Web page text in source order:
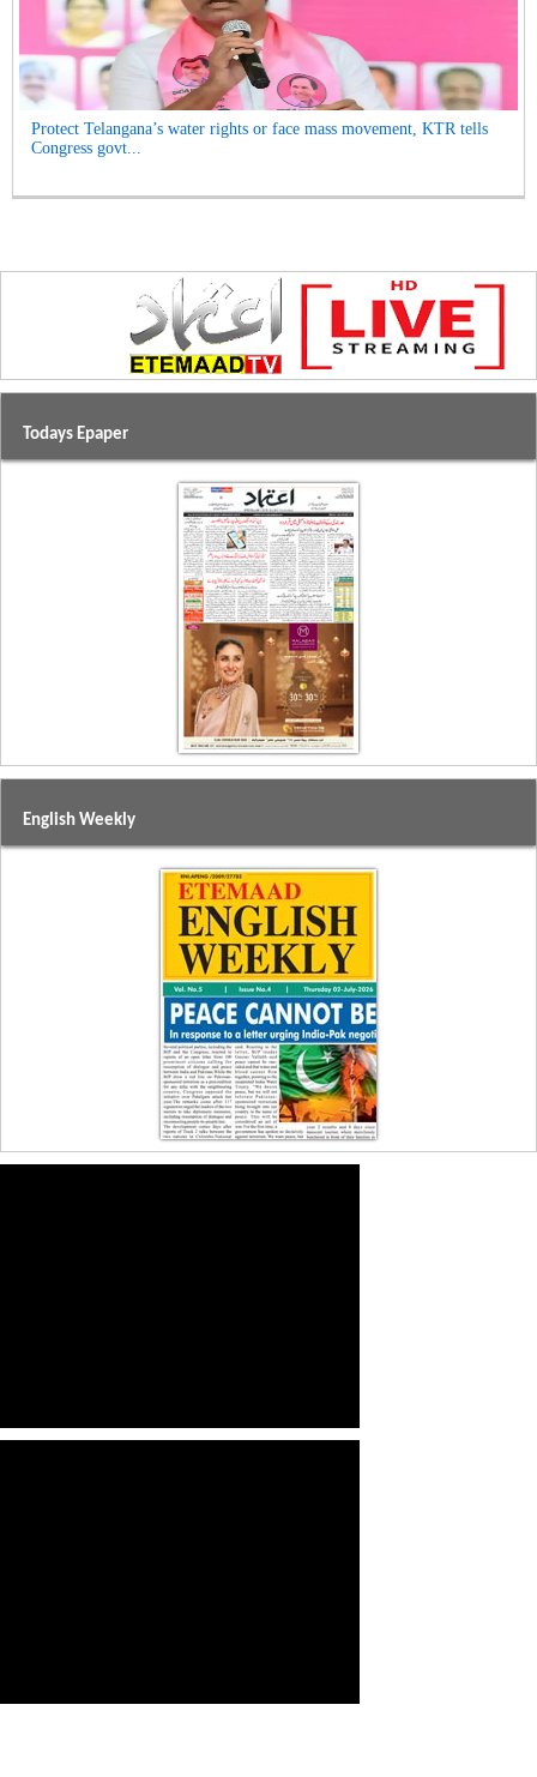
Protect Telangana’s water rights or face mass movement, KTR tells
Congress govt...
Todays Epaper
English Weekly